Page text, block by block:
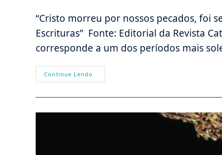
“Cristo morreu por nossos pecados, foi
Escrituras” Fonte: Editorial da Revista
corresponde a um dos períodos mais
Continue Lendo
De
Senhor
É